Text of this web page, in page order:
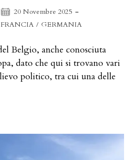
Articolo
pubblicato:
20 Novembre 2025
FRANCIA / GERMANIA
Belgio, anche conosciuta
dato che qui si trovano vari
politico, tra cui una delle